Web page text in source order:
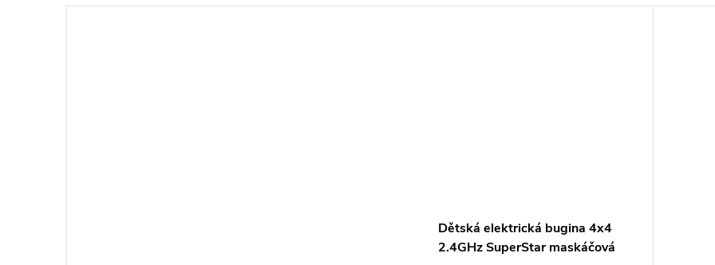
Dětská elektrická bugina 4x4
2.4GHz SuperStar maskáčová